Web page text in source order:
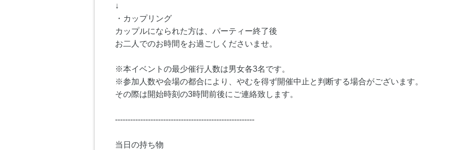
↓
・カップリング
カップルになられた方は、パーティー終了後
お二人でのお時間をお過ごしくださいませ。
※本イベントの最少催行人数は男女各3名です。
※参加人数や会場の都合により、やむを得ず開催中止と判断する場合がございます。
その際は開始時刻の3時間前後にご連絡致します。
-------------------------------------------------------
当日の持ち物